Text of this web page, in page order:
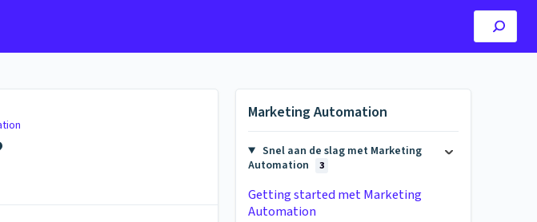
Marketing Automation
Snel aan de slag met Marketing
Automation
3
Getting started met Marketing
Automation